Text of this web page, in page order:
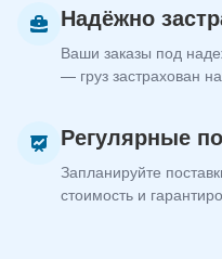
Надёжно
Ваши заказы под
— груз застрахован
Регулярные
Запланируйте
стоимость и